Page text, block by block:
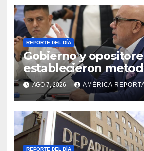
REPORTE DEL DÍA
Gobierno y
establecieron
para el proceso de
Venezuela
AGO 7, 2026 AMÉRICA
REPORTE DEL DÍA